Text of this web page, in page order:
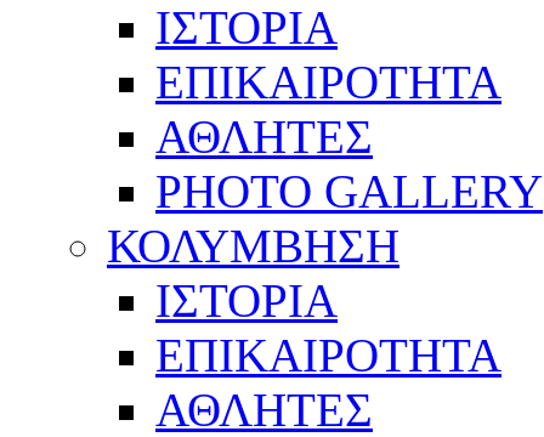
ΙΣΤΟΡΙΑ
ΕΠΙΚΑΙΡΟΤΗΤΑ
ΑΘΛΗΤΕΣ
PHOTO GALLERY
ΚΟΛΥΜΒΗΣΗ
ΙΣΤΟΡΙΑ
ΕΠΙΚΑΙΡΟΤΗΤΑ
ΑΘΛΗΤΕΣ